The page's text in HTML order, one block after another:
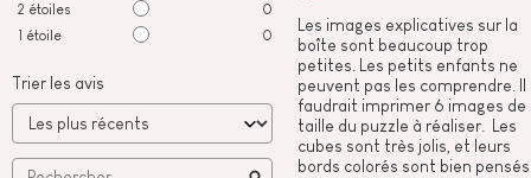
2 étoiles
0
1 étoile 0
Trier les avis
Les images explicatives sur la
boîte sont beaucoup trop
petites. Les petits enfants ne
peuvent pas les comprendre. Il
faudrait imprimer 6 images de
taille du puzzle à réaliser.  Les
cubes sont très jolis, et leurs
bords colorés sont bien